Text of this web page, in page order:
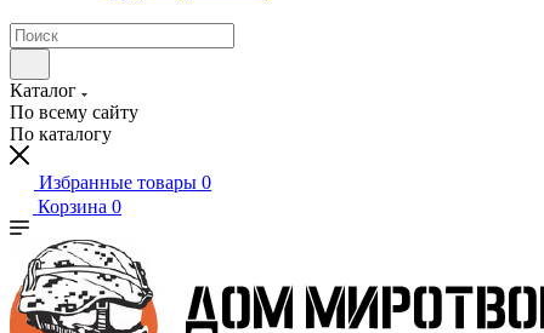
Каталог
По всему сайту
По каталогу
Избранные товары 0
Корзина 0